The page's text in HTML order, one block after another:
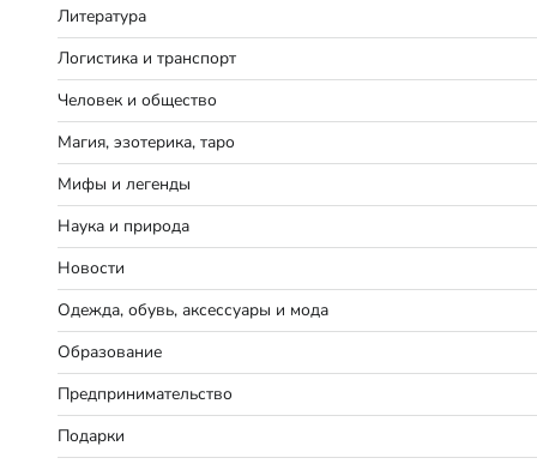
Литература
Логистика и транспорт
Человек и общество
Магия, эзотерика, таро
Мифы и легенды
Наука и природа
Новости
Одежда, обувь, аксессуары и мода
Образование
Предпринимательство
Подарки